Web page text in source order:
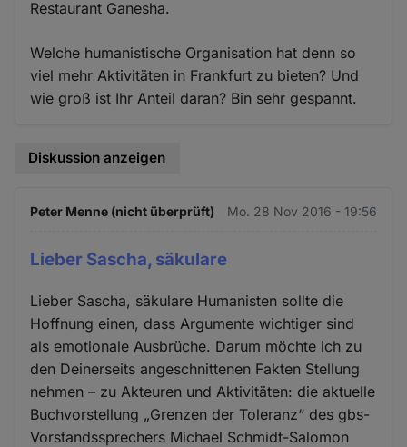
Restaurant Ganesha.
Welche humanistische Organisation hat denn so
viel mehr Aktivitäten in Frankfurt zu bieten? Und
wie groß ist Ihr Anteil daran? Bin sehr gespannt.
Diskussion anzeigen
Peter Menne (nicht überprüft) Mo. 28 Nov 2016 - 19:56
Lieber Sascha, säkulare
Lieber Sascha, säkulare Humanisten sollte die
Hoffnung einen, dass Argumente wichtiger sind
als emotionale Ausbrüche. Darum möchte ich zu
den Deinerseits angeschnittenen Fakten Stellung
nehmen – zu Akteuren und Aktivitäten: die aktuelle
Buchvorstellung „Grenzen der Toleranz“ des gbs-
Vorstandssprechers Michael Schmidt-Salomon